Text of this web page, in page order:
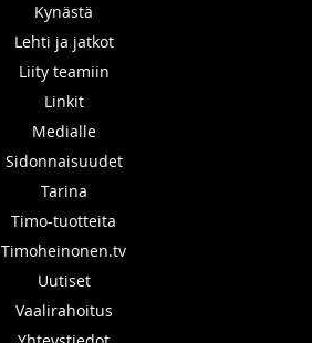
Kynästä
Lehti ja jatkot
Liity teamiin
Linkit
Medialle
Sidonnaisuudet
Tarina
Timo-tuotteita
Timoheinonen.tv
Uutiset
Vaalirahoitus